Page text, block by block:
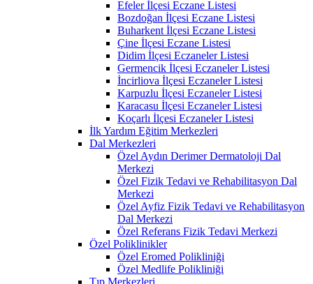
Efeler İlçesi Eczane Listesi
Bozdoğan İlçesi Eczane Listesi
Buharkent İlçesi Eczane Listesi
Çine İlçesi Eczane Listesi
Didim İlçesi Eczaneler Listesi
Germencik İlçesi Eczaneler Listesi
İncirliova İlçesi Eczaneler Listesi
Karpuzlu İlçesi Eczaneler Listesi
Karacasu İlçesi Eczaneler Listesi
Koçarlı İlçesi Eczaneler Listesi
İlk Yardım Eğitim Merkezleri
Dal Merkezleri
Özel Aydın Derimer Dermatoloji Dal
Merkezi
Özel Fizik Tedavi ve Rehabilitasyon Dal
Merkezi
Özel Ayfiz Fizik Tedavi ve Rehabilitasyon
Dal Merkezi
Özel Referans Fizik Tedavi Merkezi
Özel Poliklinikler
Özel Eromed Polikliniği
Özel Medlife Polikliniği
Tıp Merkezleri